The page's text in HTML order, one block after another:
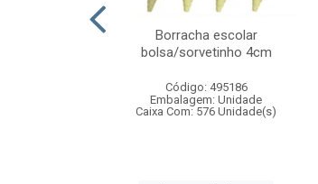
Borracha escolar
bolsa/sorvetinho 4cm
Código: 495186
Embalagem: Unidade
Caixa Com: 576 Unidade(s)